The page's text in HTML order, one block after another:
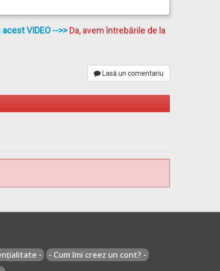
aceasta nu este destinata vehiculelor
VIDEO -->>Da, avem întrebările de la
Lasă un comentariu
-
- Cum îmi creez un cont? -